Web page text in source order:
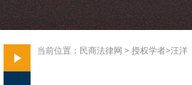
当前位置： 民商法律网 > 授权学者>汪洋